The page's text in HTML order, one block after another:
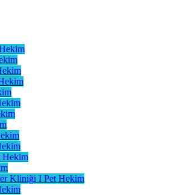
Hekim
Kliniği I Pet Hekim